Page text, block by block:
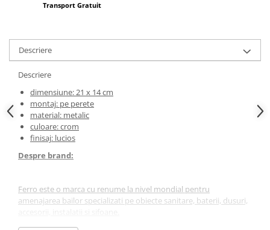
Transport Gratuit
Descriere
Descriere
dimensiune: 21 x 14 cm
montaj: pe perete
material: metalic
culoare: crom
finisaj: lucios
Despre brand:
Ferro este o marca cu renume la nivel mondial pentru
amenajarea bailor specializati pe obiecte sanitare, baterii, dusuri,